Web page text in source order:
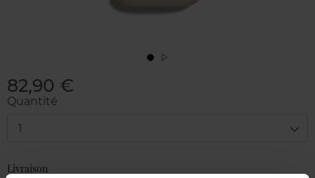
82,90 €
Quantité
1
Livraison